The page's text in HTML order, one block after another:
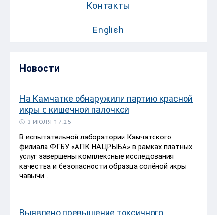
Контакты
English
Новости
На Камчатке обнаружили партию красной
икры с кишечной палочкой
3 ИЮЛЯ 17:25
В испытательной лаборатории Камчатского
филиала ФГБУ «АПК НАЦРЫБА» в рамках платных
услуг завершены комплексные исследования
качества и безопасности образца солёной икры
чавычи...
Выявлено превышение токсичного